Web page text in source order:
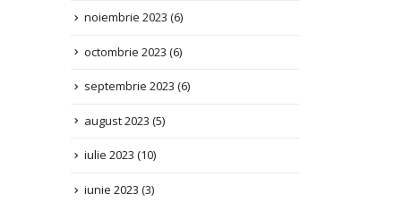
Citește mai mult
octombrie 2023 (6)
septembrie 2023(6)
august 2023 (5)
iulie 2023(10)
iunie 2023(3)
mai 2023(2)